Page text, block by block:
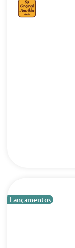
Lançamentos